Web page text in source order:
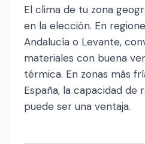
El clima de tu zona
en la elección. En
Andalucía o Levante,
materiales con buena
térmica. En zonas más
España, la capacidad
puede ser una ventaja.